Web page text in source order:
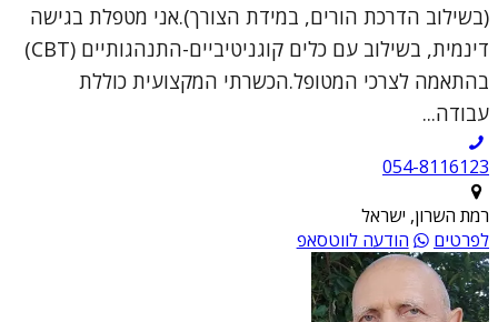
(בשילוב הדרכת הורים, במידת הצורך).אני מטפלת בגישה
דינמית, בשילוב עם כלים קוגניטיביים-התנהגותיים (CBT)
בהתאמה לצרכי המטופל.הכשרתי המקצועית כוללת
עבודה...
054-8116123
רמת השרון, ישראל
לפרטים
הודעה לווטסאפ